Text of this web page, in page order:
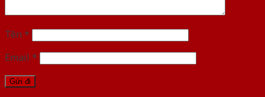
Tên *
Email *